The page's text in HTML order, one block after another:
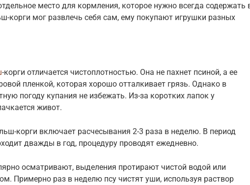
место для кормления, которое нужно всегда содержать
корги мог развлечь себя сам, ему покупают игрушки разных
-корги отличается чистоплотностью. Она не пахнет псиной, а ее
пленкой, которая хорошо отталкивает грязь. Однако в
погоду купания не избежать. Из-за коротких лапок у
живот.
корги включает расчесывания 2-3 раза в неделю. В период
дважды в год, процедуру проводят ежедневно.
осматривают, выделения протирают чистой водой или
Примерно раз в неделю псу чистят уши, используя раствор